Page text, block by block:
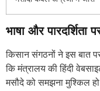
भाषा और पारदर्शिता
किसान संगठनों ने इस बात
कि मंत्रालय की हिंदी
मसौदे को समझना मुश्किल हो